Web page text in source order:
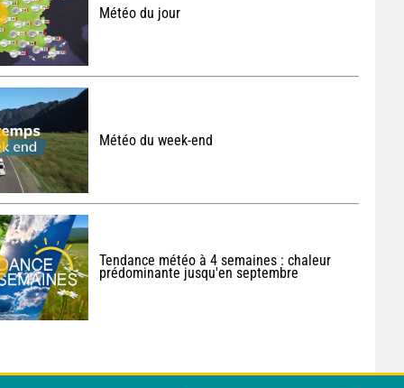
Météo du jour
Météo du week-end
Tendance météo à 4 semaines : chaleur
prédominante jusqu'en septembre